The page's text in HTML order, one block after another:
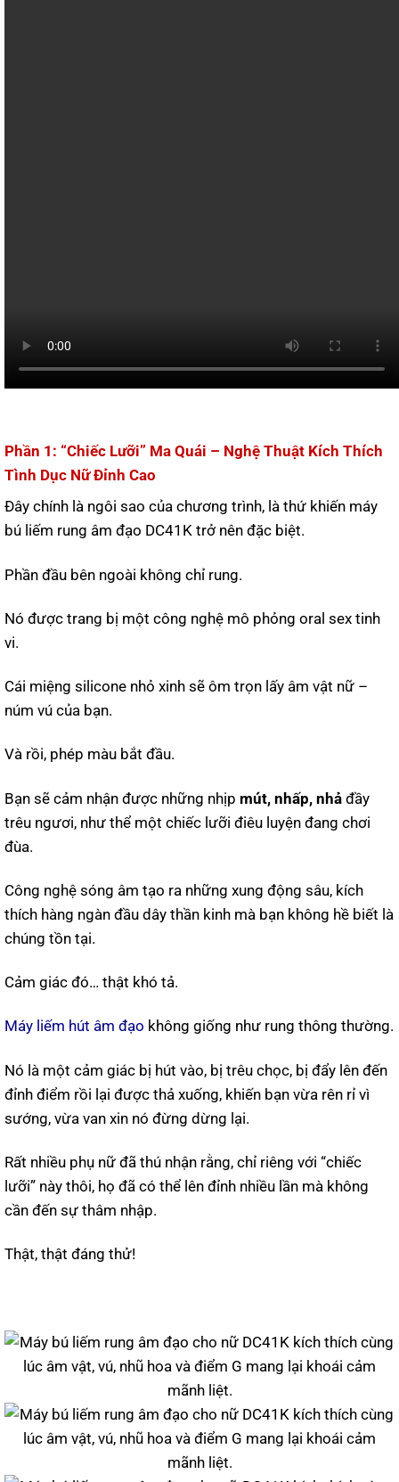
Phần 1: “Chiếc Lưỡi” Ma Quái – Nghệ Thuật Kích Thích
Tình Dục Nữ Đỉnh Cao
Đây chính là ngôi sao của chương trình, là thứ khiến máy
bú liếm rung âm đạo DC41K trở nên đặc biệt.
Phần đầu bên ngoài không chỉ rung.
Nó được trang bị một công nghệ mô phỏng oral sex tinh
vi.
Cái miệng silicone nhỏ xinh sẽ ôm trọn lấy âm vật nữ –
núm vú của bạn.
Và rồi, phép màu bắt đầu.
Bạn sẽ cảm nhận được những nhịp mút, nhấp, nhả đầy
trêu ngươi, như thể một chiếc lưỡi điêu luyện đang chơi
đùa.
Công nghệ sóng âm tạo ra những xung động sâu, kích
thích hàng ngàn đầu dây thần kinh mà bạn không hề biết là
chúng tồn tại.
Cảm giác đó… thật khó tả.
Máy liếm hút âm đạo không giống như rung thông thường.
Nó là một cảm giác bị hút vào, bị trêu chọc, bị đẩy lên đến
đỉnh điểm rồi lại được thả xuống, khiến bạn vừa rên rỉ vì
sướng, vừa van xin nó đừng dừng lại.
Rất nhiều phụ nữ đã thú nhận rằng, chỉ riêng với “chiếc
lưỡi” này thôi, họ đã có thể lên đỉnh nhiều lần mà không
cần đến sự thâm nhập.
Thật, thật đáng thử!